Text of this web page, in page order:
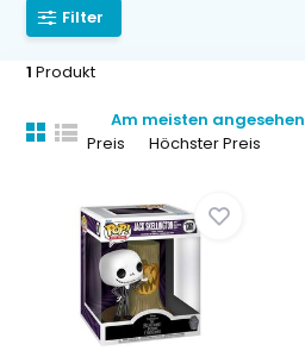
Filter
1 Produkt
Am meisten angesehen
Preis
Höchster Preis